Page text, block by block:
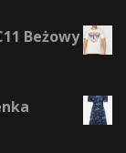
Beżowy